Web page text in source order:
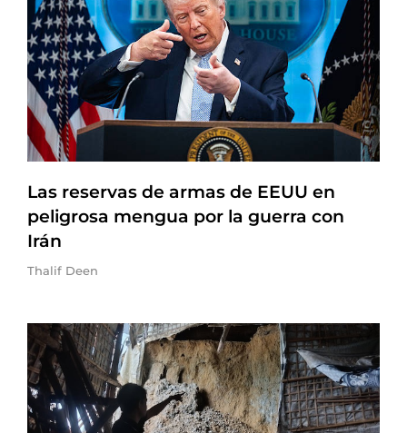
Las reservas de armas de EEUU en
peligrosa mengua por la guerra con
Irán
Thalif Deen